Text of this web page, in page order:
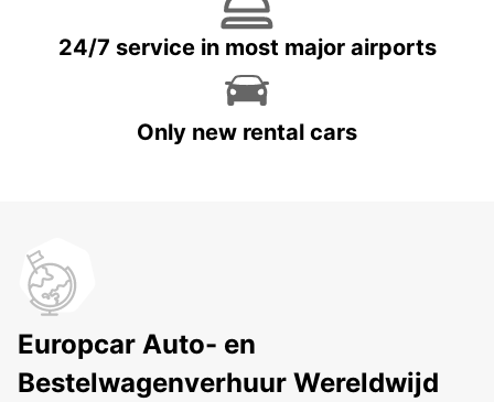
24/7 service in most major airports
Only new rental cars
Europcar Auto- en
Bestelwagenverhuur Wereldwijd